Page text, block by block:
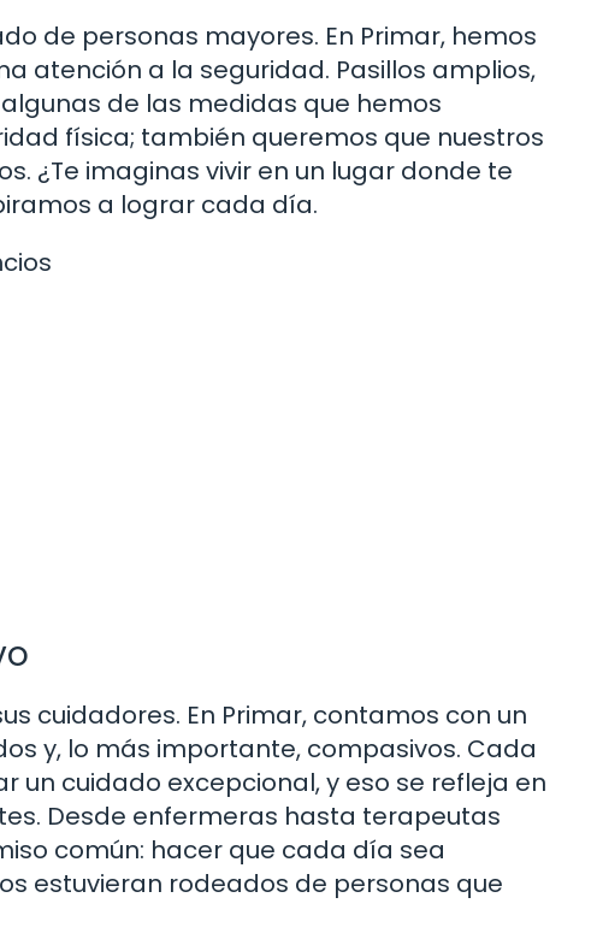
de personas mayores. En Primar, hemos
atención a la seguridad. Pasillos amplios,
de las medidas que hemos
física; también queremos que nuestros
¿Te imaginas vivir en un lugar donde te
a lograr cada día.
cuidadores. En Primar, contamos con un
y, lo más importante, compasivos. Cada
cuidado excepcional, y eso se refleja en
Desde enfermeras hasta terapeutas
común: hacer que cada día sea
estuvieran rodeados de personas que